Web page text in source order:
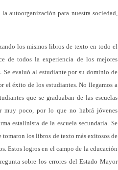
autoorganización para nuestra sociedad,
los mismos libros de texto en todo el
de todos la experiencia de los mejores
Se evaluó al estudiante por su dominio de
el éxito de los estudiantes. No llegamos a
que se graduaban de las escuelas
muy poco, por lo que no habrá jóvenes
estalinista de la escuela secundaria. Se
los libros de texto más exitosos de
Estos logros en el campo de la educación
sobre los errores del Estado Mayor